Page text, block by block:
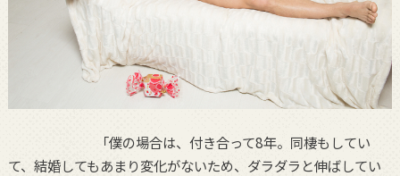
「僕の場合は、付き合って8年。同棲もしてい
て、結婚してもあまり変化がないため、ダラダラと伸ばしてい